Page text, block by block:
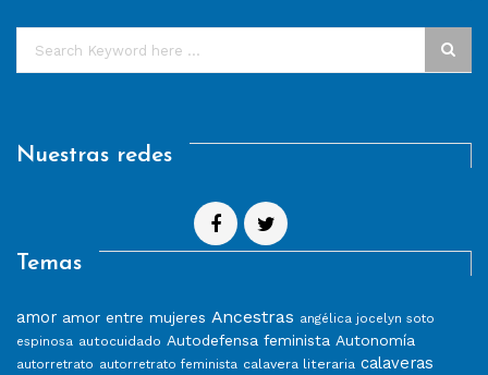
Nuestras redes
Temas
amor amor entre mujeres Ancestras angélica jocelyn soto
espinosa autocuidado Autodefensa feminista Autonomía
autorretrato autorretrato feminista calavera literaria calaveras